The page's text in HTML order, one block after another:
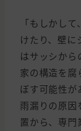
「もしかし
けたり、壁に
はサッシか
家の構造を腐
ぼす可能性が
雨漏りの原因
置から、専門